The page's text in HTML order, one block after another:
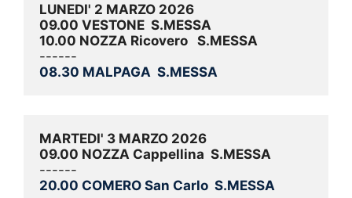
LUNEDI' 2 MARZO 2026
09.00 VESTONE  S.MESSA
10.00 NOZZA Ricovero   S.MESSA
------
08.30 MALPAGA  S.MESSA
MARTEDI' 3 MARZO 2026
09.00 NOZZA Cappellina  S.MESSA
------
20.00 COMERO San Carlo  S.MESSA